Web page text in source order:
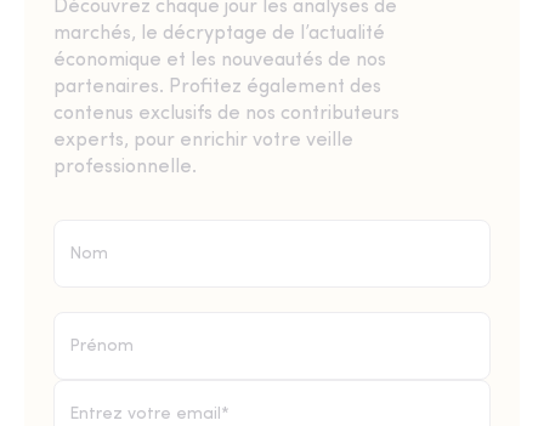
Découvrez chaque jour les analyses de
marchés, le décryptage de l’actualité
économique et les nouveautés de nos
partenaires. Profitez également des
contenus exclusifs de nos contributeurs
experts, pour enrichir votre veille
professionnelle.